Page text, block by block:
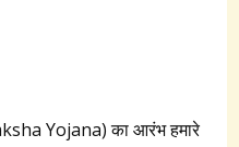
Yojana) का आरंभ हमारे